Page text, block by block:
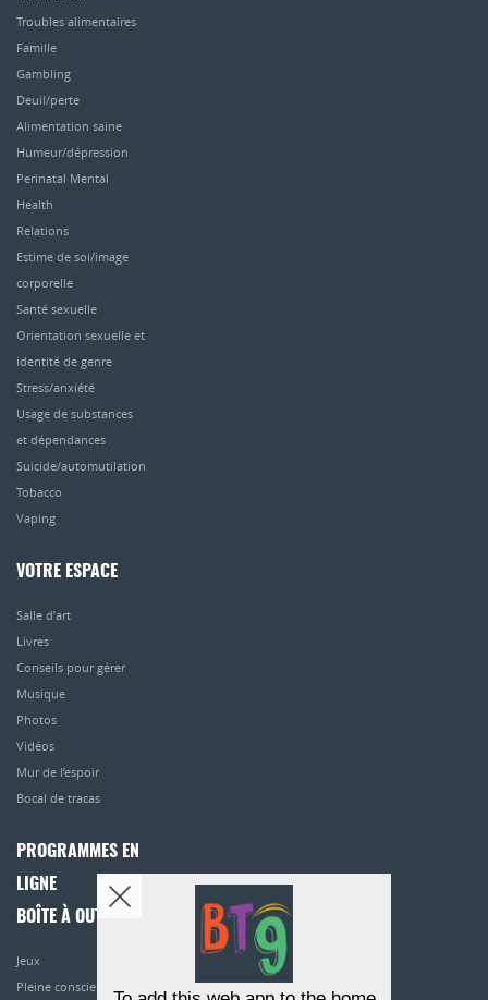
Troubles alimentaires
Famille
Gambling
Deuil/perte
Alimentation saine
Humeur/dépression
Perinatal Mental
Health
Relations
Estime de soi/image
corporelle
Santé sexuelle
Orientation sexuelle et
identité de genre
Stress/anxiété
Usage de substances
et dépendances
Suicide/automutilation
Tobacco
Vaping
VOTRE ESPACE
Salle d’art
Livres
Conseils pour gérer
Musique
Photos
Vidéos
Mur de l’espoir
Bocal de tracas
PROGRAMMES EN
LIGNE
BOÎTE À OUTILS
Jeux
Pleine conscience